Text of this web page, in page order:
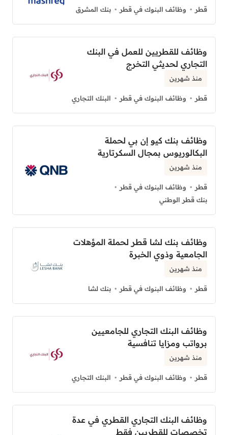
قطر وظائف البنوك في قطر بنك المشرق
وظائف للقطريين للعمل في البنك
التجاري لحديثي التخرج
منذ شهرين
قطر وظائف البنوك في قطر البنك التجاري
وظائف بنك كيو إن بي لحملة
البكالوريوس بمجال السكرتارية
منذ شهرين
قطر
وظائف البنوك في قطر
بنك قطر الوطني
وظائف بنك لشا قطر لحملة المؤهلات
الجامعية وذوي الخبرة
منذ شهرين
قطر وظائف البنوك في قطر بنك لشا
وظائف البنك التجاري للجامعيين
برواتب ومزايا تنافسية
منذ شهرين
قطر وظائف البنوك في قطر البنك التجاري
وظائف البنك التجاري القطري في عدة
تخصصات للقطريين فقط